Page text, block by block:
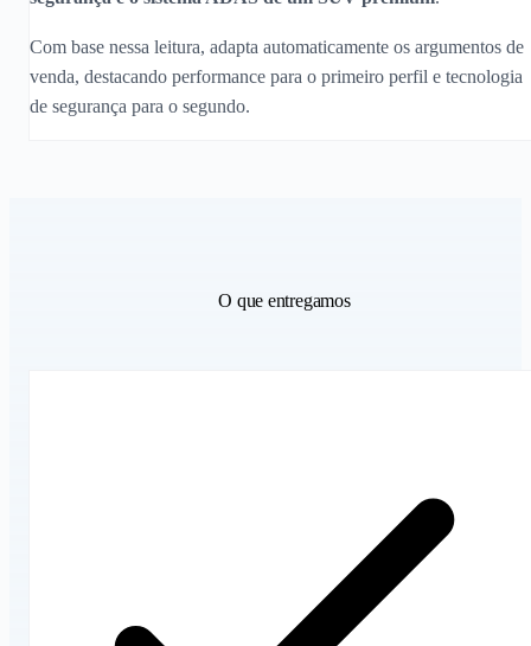
Com base nessa leitura, adapta automaticamente os argumentos de
venda, destacando performance para o primeiro perfil e tecnologia
de segurança para o segundo.
O que entregamos